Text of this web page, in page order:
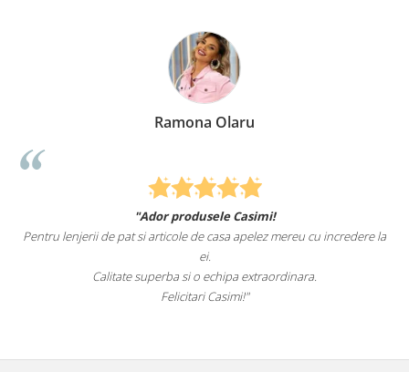
Ramona Olaru
"Ador produsele Casimi!
Pentru lenjerii de pat si articole de casa apelez mereu cu incredere la
ei.
Calitate superba si o echipa extraordinara.
Felicitari Casimi!"